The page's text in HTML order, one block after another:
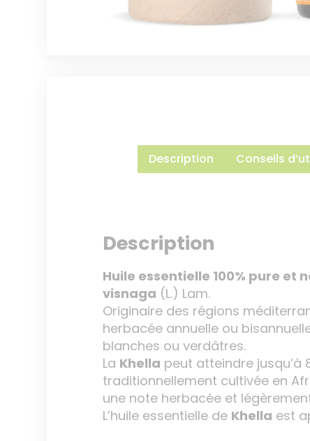
Description Conseils
Description
Huile essentielle 100% pure et
visnaga (L.) Lam.
Originaire des régions
herbacée annuelle ou
blanches ou verdâtres.
La Khella peut atteindre jusqu’à
traditionnellement cultivée en
une note herbacée et
L’huile essentielle de Khella est